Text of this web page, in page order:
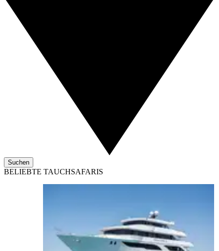
Suchen
BELIEBTE TAUCHSAFARIS